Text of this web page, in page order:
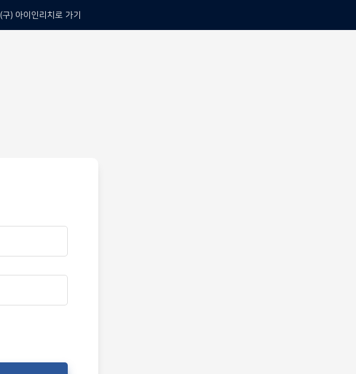
(구) 아이인리치로 가기